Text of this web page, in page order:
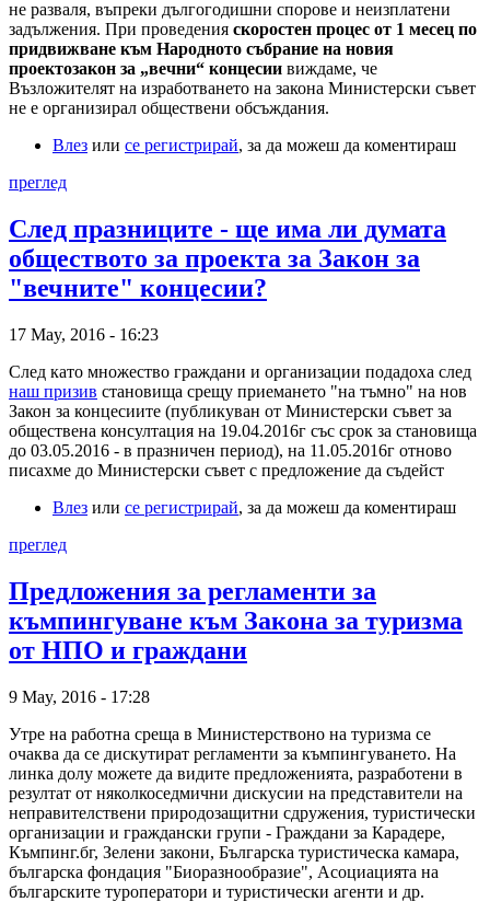
не разваля, въпреки дългогодишни спорове и неизплатени
задължения. При проведения скоростен процес от 1 месец по
придвижване към Народното събрание на новия
проектозакон за „вечни“ концесии виждаме, че
Възложителят на изработването на закона Министерски съвет
не е организирал обществени обсъждания.
Влез или се регистрирай, за да можеш да коментираш
преглед
След празниците - ще има ли думата
обществото за проекта за Закон за
"вечните" концесии?
17 May, 2016 - 16:23
След като множество граждани и организации подадоха след
наш призив становища срещу приемането "на тъмно" на нов
Закон за концесиите (публикуван от Министерски съвет за
обществена консултация на 19.04.2016г със срок за становища
до 03.05.2016 - в празничен период), на 11.05.2016г отново
писахме до Министерски съвет с предложение да съдейст
Влез или се регистрирай, за да можеш да коментираш
преглед
Предложения за регламенти за
къмпингуване към Закона за туризма
от НПО и граждани
9 May, 2016 - 17:28
Утре на работна среща в Министерствоно на туризма се
очаква да се дискутират регламенти за къмпингуването. На
линка долу можете да видите предложенията, разработени в
резултат от няколкоседмични дискусии на представители на
неправителствени природозащитни сдружения, туристически
организации и граждански групи - Граждани за Карадере,
Къмпинг.бг, Зелени закони, Българска туристическа камара,
българска фондация "Биоразнообразие", Асоциацията на
българските туроператори и туристически агенти и др.